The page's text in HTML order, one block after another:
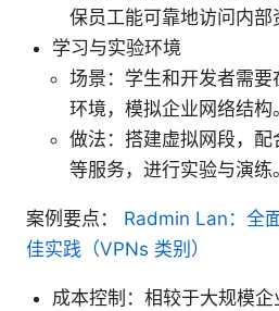
保员工能可靠地访问内部
学习与实验环境
场景：学生和开发者需
环境，模拟企业网络结构。
做法：搭建虚拟网段，
等服务，进行实验与演练。
案例要点： Radmin Lan：全
佳实践（VPNs 类别）
成本控制：相较于大规模